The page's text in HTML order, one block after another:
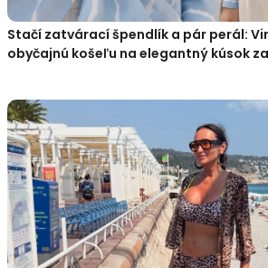
Stačí zatvárací špendlík a pár perál:
obyčajnú košeľu na elegantný kúsok